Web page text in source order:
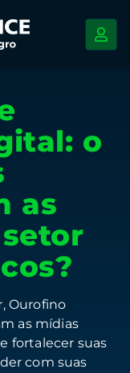
o
as
Ourofino
as mídias
fortalecer suas
com suas